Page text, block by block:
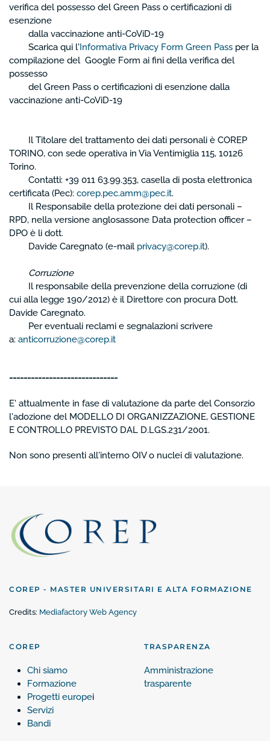
verifica del possesso del Green Pass o certificazioni di
esenzione
dalla vaccinazione anti-CoViD-19
Scarica qui l'Informativa Privacy Form Green Pass per la
compilazione del Google Form ai fini della verifica del
possesso
del Green Pass o certificazioni di esenzione dalla
vaccinazione anti-CoViD-19
Il Titolare del trattamento dei dati personali è COREP
TORINO, con sede operativa in Via Ventimiglia 115, 10126
Torino.
Contatti: +39 011 63.99.353, casella di posta elettronica
certificata (Pec): corep.pec.amm@pec.it.
Il Responsabile della protezione dei dati personali –
RPD, nella versione anglosassone Data protection officer –
DPO è li dott.
Davide Caregnato (e-mail privacy@corep.it).
Corruzione
Il responsabile della prevenzione della corruzione (di
cui alla legge 190/2012) è il Direttore con procura Dott.
Davide Caregnato.
Per eventuali reclami e segnalazioni scrivere
a: anticorruzione@corep.it
------------------------------
E' attualmente in fase di valutazione da parte del Consorzio
l'adozione del MODELLO DI ORGANIZZAZIONE, GESTIONE
E CONTROLLO PREVISTO DAL D.LGS.231/2001.
Non sono presenti all'interno OIV o nuclei di valutazione.
COREP - MASTER UNIVERSITARI E ALTA FORMAZIONE
Credits: Mediafactory Web Agency
COREP
Chi siamo
Formazione
Progetti europei
Servizi
Bandi
TRASPARENZA
Amministrazione
trasparente